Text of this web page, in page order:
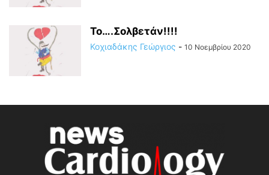
Το….Σολβετάν!!!!
Κοχιαδάκης Γεώργιος - 10 Νοεμβρίου 2020